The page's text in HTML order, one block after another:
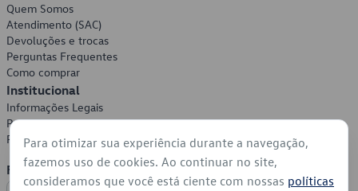
Quem Somos
Atendimento (SAC)
Devoluções e trocas
Perguntas Frequentes
Como comprar
Institucional
Informações Legais
Política de Privacidade
Política de Cookies
Formas de Pagamento
Para otimizar sua experiência durante a navegação,
fazemos uso de cookies. Ao continuar no site,
consideramos que você está ciente com nossas políticas